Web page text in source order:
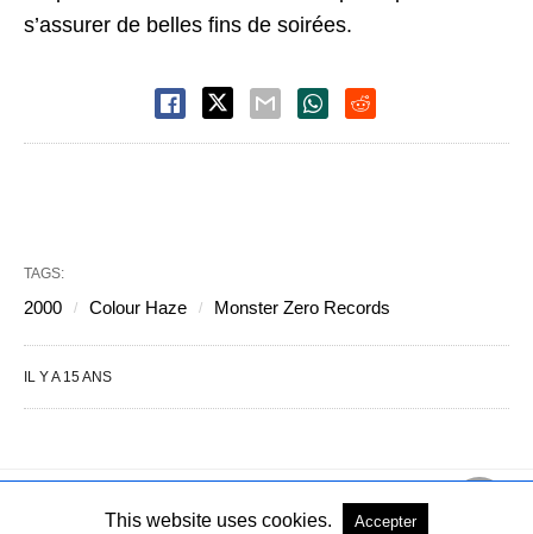
s’assurer de belles fins de soirées.
TAGS:
2000 Colour Haze Monster Zero Records
IL Y A 15 ANS
Copyright © 2004-2026 - Tous droits réservés Voir la version PC
This website uses cookies. Accepter